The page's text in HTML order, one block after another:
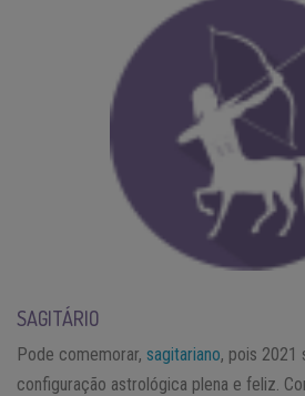
SAGITÁRIO
Pode comemorar, sagitariano, pois 2021
configuração astrológica plena e feliz.